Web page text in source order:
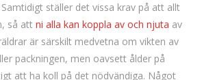
ställer det vissa krav på att allt
så attni alla kan koppla av och njuta av
är särskilt medvetna om vikten av
packningen, men oavsett ålder på
att ha koll på det nödvändiga. Något